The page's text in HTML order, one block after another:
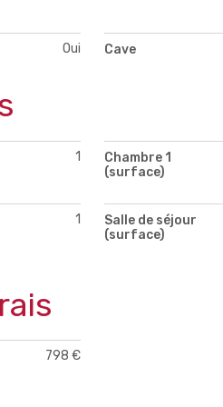
Oui Cave
1
Chambre 1
(surface)
1
Salle de séjour
(surface)
798 €